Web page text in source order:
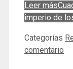
Leer más
imperio de
Categorías
comentario